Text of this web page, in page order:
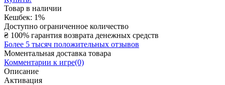
Товар в наличии
Кешбек: 1%
Доступно ограниченное количество
₴ 100% гарантия возврата денежных средств
Более 5 тысяч положительных отзывов
Моментальная доставка товара
Комментарии к игре(0)
Описание
Активация